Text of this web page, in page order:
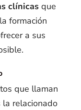
clínicasque
formación
a sus
que llaman
relacionado